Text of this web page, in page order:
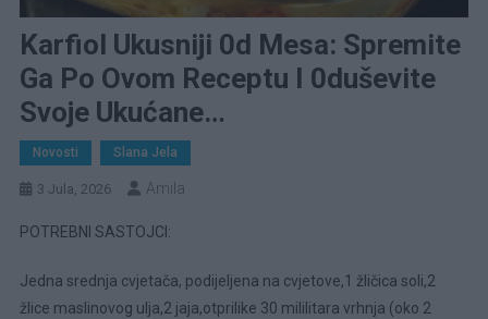
Karfiol Ukusniji 0d Mesa: Spremite
Ga Po Ovom Receptu I 0duševite
Svoje Ukućane…
Novosti Slana Jela
3 Jula, 2026 Amila
POTREBNI SASTOJCI:
Jedna srednja cvjetača, podijeljena na cvjetove,1 žličica soli,2
žlice maslinovog ulja,2 jaja,otprilike 30 mililitara vrhnja (oko 2